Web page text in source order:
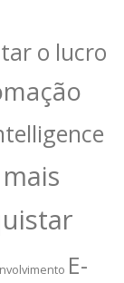
o lucro
E-